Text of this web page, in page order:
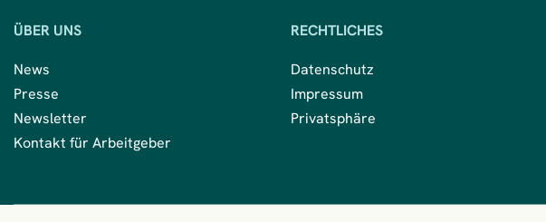
Sie
da
ÜBER UNS
News
Presse
Newsletter
Kontakt für Arbeitgeber
RECHTLICHES
Datenschutz
Impressum
Privatsphäre